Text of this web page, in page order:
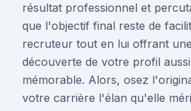
résultat professionnel et
que l'objectif final reste de
recruteur tout en lui offrant
découverte de votre profil
mémorable. Alors, osez
votre carrière l'élan qu'elle